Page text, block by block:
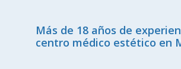
Más de 18 años de
centro médico estético en